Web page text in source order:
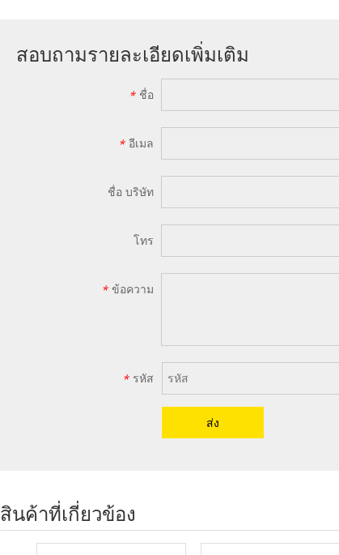
สอบถามรายละเอียดเพิ่มเติม
* ชื่อ
* อีเมล
ชื่อ บริษัท
โทร
* ข้อความ
* รหัส
ส่ง
สินค้าที่เกี่ยวข้อง